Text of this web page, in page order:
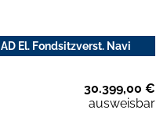
El. Fondsitzverst. Navi
30.399,00 €
ausweisbar